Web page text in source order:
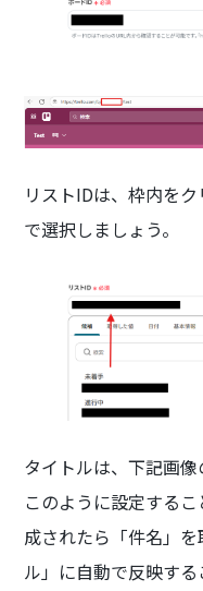
リストIDは、枠内を
で選択しましょう。
タイトルは、下記画像
このように設定する
成されたら「件名」
ル」に自動で反映する